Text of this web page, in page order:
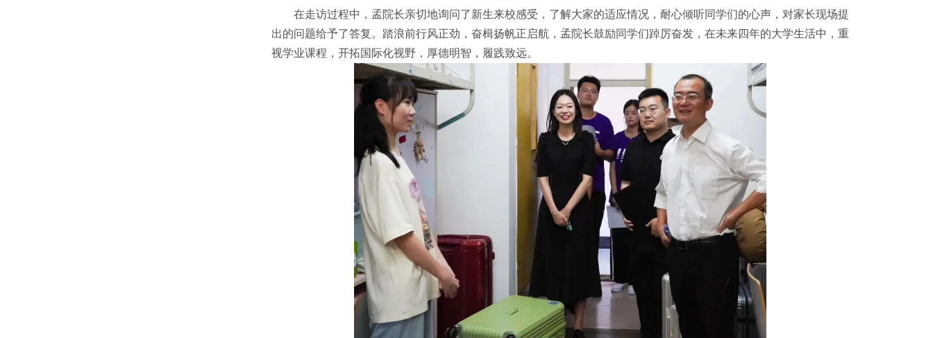
在走访过程中，孟院长亲切地询问了新生来校感受，了解大家的适应情况，耐心倾听同学们的心声，对家长现场提
出的问题给予了答复。踏浪前行风正劲，奋楫扬帆正启航，孟院长鼓励同学们踔厉奋发，在未来四年的大学生活中，重
视学业课程，开拓国际化视野，厚德明智，履践致远。